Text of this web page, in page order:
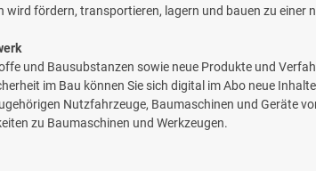
fördern, transportieren, lagern und bauen zu einer
und Bausubstanzen sowie neue Produkte und
im Bau können Sie sich digital im Abo neue
Nutzfahrzeuge, Baumaschinen und Geräte
zu Baumaschinen und Werkzeugen.